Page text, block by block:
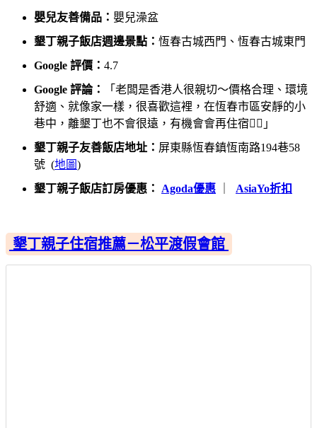
嬰兒友善備品： 嬰兒澡盆
墾丁親子飯店週邊景點： 恆春古城西門、恆春古城東門
Google 評價： 4.7
Google 評論：
「老闆是香港人很親切～價格合理、環境
舒適、就像家一樣，很喜歡這裡，在恆春市區安靜的小
巷中，離墾丁也不會很遠，有機會會再住宿👍🏻」
墾丁親子友善飯店地址： 屏東縣恆春鎮恆南路194巷58
號 (地圖)
墾丁親子飯店訂房優惠：
Agoda優惠 AsiaYo折扣
墾丁親子住宿推薦－松平渡假會館